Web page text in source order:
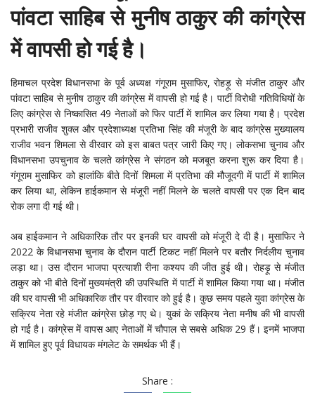
पांवटा साहिब से मुनीष ठाकुर की कांग्रेस
में वापसी हो गई है।
हिमाचल प्रदेश विधानसभा के पूर्व अध्यक्ष गंगूराम मुसाफिर, रोहड़ू से मंजीत ठाकुर और
पांवटा साहिब से मुनीष ठाकुर की कांग्रेस में वापसी हो गई है। पार्टी विरोधी गतिविधियों के
लिए कांग्रेस से निष्कासित 49 नेताओं को फिर पार्टी में शामिल कर लिया गया है। प्रदेश
प्रभारी राजीव शुक्ल और प्रदेशाध्यक्ष प्रतिभा सिंह की मंजूरी के बाद कांग्रेस मुख्यालय
राजीव भवन शिमला से वीरवार को इस बाबत पत्र जारी किए गए। लोकसभा चुनाव और
विधानसभा उपचुनाव के चलते कांग्रेस ने संगठन को मजबूत करना शुरू कर दिया है।
गंगूराम मुसाफिर को हालांकि बीते दिनों शिमला में प्रतिभा की मौजूदगी में पार्टी में शामिल
कर लिया था, लेकिन हाईकमान से मंजूरी नहीं मिलने के चलते वापसी पर एक दिन बाद
रोक लगा दी गई थी।
अब हाईकमान ने अधिकारिक तौर पर इनकी घर वापसी को मंजूरी दे दी है। मुसाफिर ने
2022 के विधानसभा चुनाव के दौरान पार्टी टिकट नहीं मिलने पर बतौर निर्दलीय चुनाव
लड़ा था। उस दौरान भाजपा प्रत्याशी रीना कश्यप की जीत हुई थी। रोहड़ू से मंजीत
ठाकुर को भी बीते दिनों मुख्यमंत्री की उपस्थिति में पार्टी में शामिल किया गया था। मंजीत
की घर वापसी भी अधिकारिक तौर पर वीरवार को हुई है। कुछ समय पहले युवा कांग्रेस के
सक्रिय नेता रहे मंजीत कांग्रेस छोड़ गए थे। युकां के सक्रिय नेता मनीष की भी वापसी
हो गई है। कांग्रेस में वापस आए नेताओं में चौपाल से सबसे अधिक 29 हैं। इनमें भाजपा
में शामिल हुए पूर्व विधायक मंगलेट के समर्थक भी हैं।
Share :